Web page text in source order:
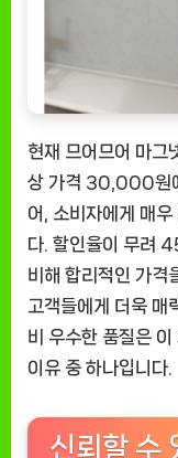
현재 므어므어 마그
상 가격 30,000원
어, 소비자에게 매우
다. 할인율이 무려
비해 합리적인 가격
고객들에게 더욱 매
비 우수한 품질은
이유 중 하나입니다.
신뢰할 수